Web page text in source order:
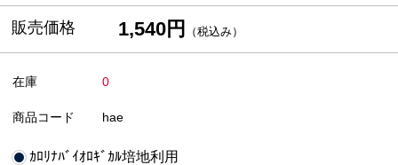
販売価格 1,540円 （税込み）
在庫 0
商品コード hae
ｶﾛﾘﾅﾊﾞｲｵﾛｷﾞｶﾙ培地利用